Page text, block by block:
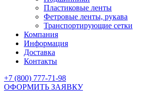
Пластиковые ленты
Фетровые ленты, рукава
Транспортирующие сетки
Компания
Информация
Доставка
Контакты
+7 (800) 777-71-98
ОФОРМИТЬ ЗАЯВКУ